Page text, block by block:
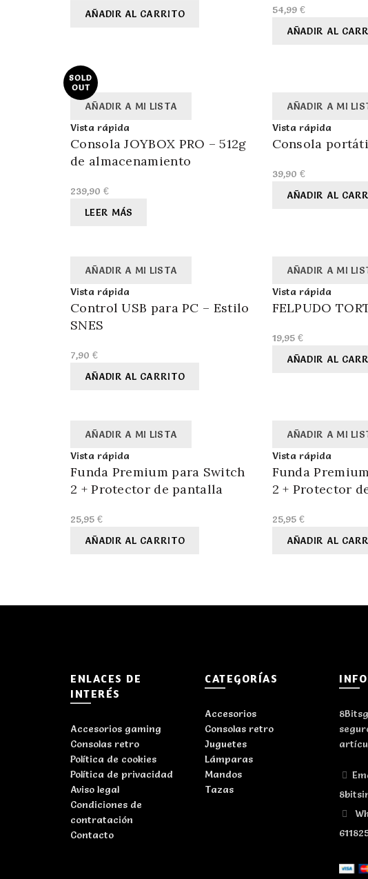
AÑADIR AL CARRITO
54,99 €
AÑADIR AL
SOLD
OUT
AÑADIR A MI LISTA
Vista rápida
Consola JOYBOX PRO – 512g
de almacenamiento
239,90 €
LEER MÁS
AÑADIR A MI
Vista rápida
Consola
39,90 €
AÑADIR AL
AÑADIR A MI LISTA
Vista rápida
Control USB para PC – Estilo
SNES
7,90 €
AÑADIR AL CARRITO
AÑADIR A MI
Vista rápida
FELPUDO
19,95 €
AÑADIR AL
AÑADIR A MI LISTA
Vista rápida
Funda Premium para Switch
2 + Protector de pantalla
25,95 €
AÑADIR AL CARRITO
AÑADIR A MI
Vista rápida
Funda
2 + Protector
25,95 €
AÑADIR AL
ENLACES DE
INTERÉS
Accesorios gaming
Consolas retro
Política de cookies
Política de privacidad
Aviso legal
Condiciones de
contratación
Contacto
CATEGORÍAS
Accesorios
Consolas retro
Juguetes
Lámparas
Mandos
Tazas